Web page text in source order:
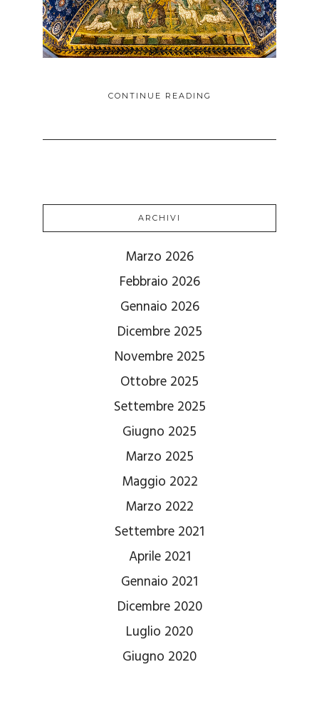
CONTINUE READING
ARCHIVI
Marzo 2026
Febbraio 2026
Gennaio 2026
Dicembre 2025
Novembre 2025
Ottobre 2025
Settembre 2025
Giugno 2025
Marzo 2025
Maggio 2022
Marzo 2022
Settembre 2021
Aprile 2021
Gennaio 2021
Dicembre 2020
Luglio 2020
Giugno 2020